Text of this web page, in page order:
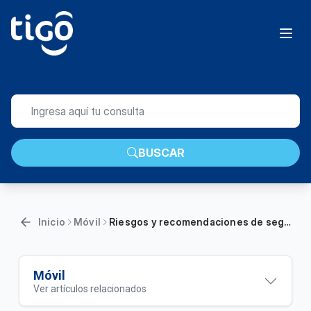
BUSCAR
Inicio Móvil Riesgos y recomendaciones de seguridad en telefonía | Móvil
Móvil
Ver artículos relacionados